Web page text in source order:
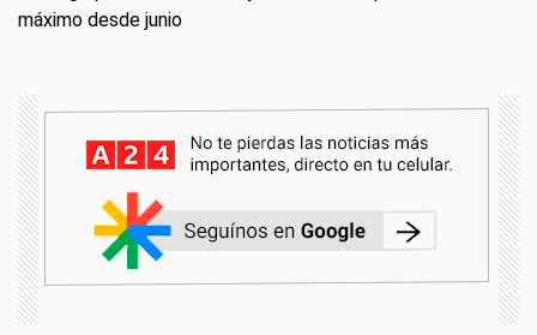
máximo desde junio